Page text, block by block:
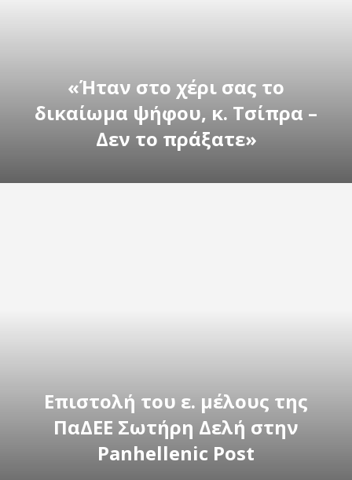
«Ήταν στο χέρι σας το
δικαίωμα ψήφου, κ. Τσίπρα –
Δεν το πράξατε»
Επιστολή του ε. μέλους της
ΠαΔΕΕ Σωτήρη Δελή στην
Panhellenic Post